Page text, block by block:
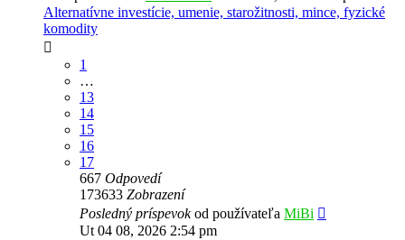
Alternatívne investície, umenie, starožitnosti, mince, fyzické
komodity
1
…
13
14
15
16
17
667 Odpovedí
173633 Zobrazení
Posledný príspevokod používateľa MiBi
Ut 04 08, 2026 2:54 pm